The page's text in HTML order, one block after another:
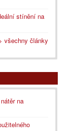
stínění na
všechny články
na